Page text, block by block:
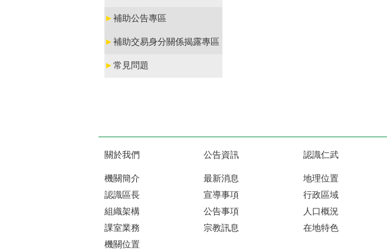
►補助公告專區
►補助交易身分關係揭露專區
►常見問題
關於我們
機關簡介
認識區長
組織架構
課室業務
機關位置
公告資訊
最新消息
宣導事項
公告事項
宗教訊息
認識仁武
地理位置
行政區域
人口概況
在地特色